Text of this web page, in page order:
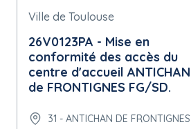
Ville de Toulouse
26V0123PA - Mise en
conformité des accès du
centre d'accueil ANTICHAN
de FRONTIGNES FG/SD.
31 - ANTICHAN DE FRONTIGNES